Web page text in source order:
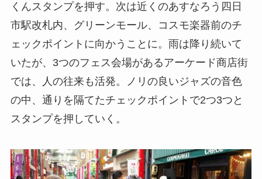
くんスタンプを押す。次は近くのあすなろう四日
市駅改札内、グリーンモール、コスモ楽器前のチ
ェックポイントに向かうことに。雨は降り続いて
いたが、3つのフェス会場があるアーケード商店街
では、人の往来も活発。ノリの良いジャズの音色
の中、通りを隔てたチェックポイントで2つ3つと
スタンプを押していく。